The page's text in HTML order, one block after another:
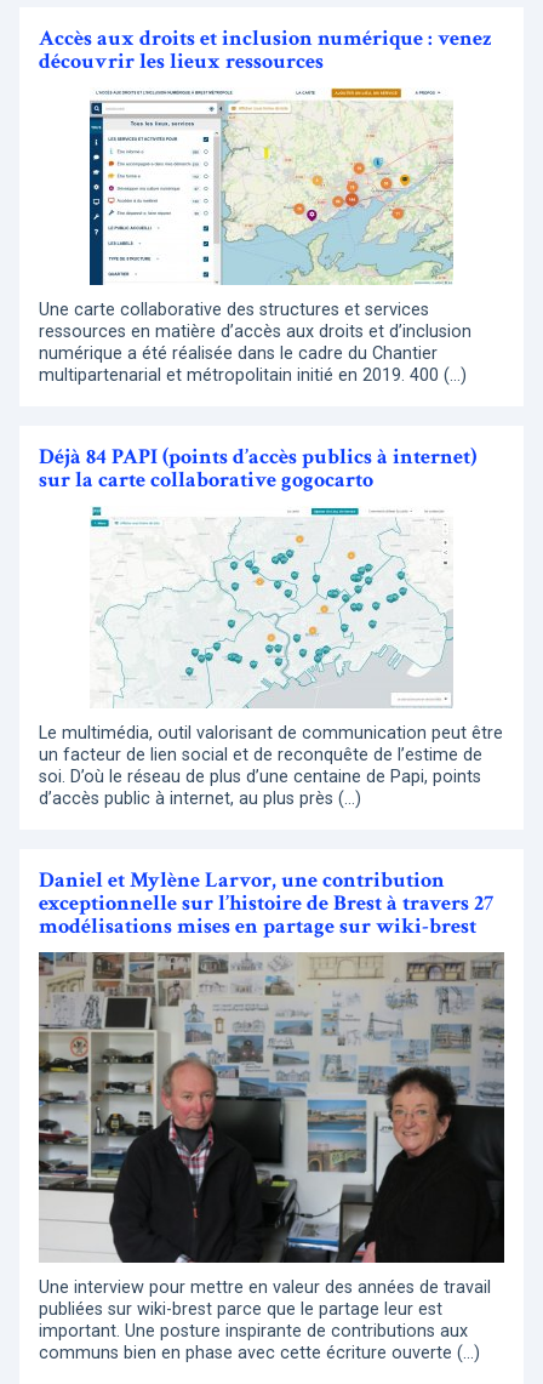
Accès aux droits et inclusion numérique : venez
découvrir les lieux ressources
Une carte collaborative des structures et services
ressources en matière d’accès aux droits et d’inclusion
numérique a été réalisée dans le cadre du Chantier
multipartenarial et métropolitain initié en 2019. 400 (…)
Déjà 84 PAPI (points d’accès publics à internet)
sur la carte collaborative gogocarto
Le multimédia, outil valorisant de communication peut être
un facteur de lien social et de reconquête de l’estime de
soi. D’où le réseau de plus d’une centaine de Papi, points
d’accès public à internet, au plus près (…)
Daniel et Mylène Larvor, une contribution
exceptionnelle sur l’histoire de Brest à travers 27
modélisations mises en partage sur wiki-brest
Une interview pour mettre en valeur des années de travail
publiées sur wiki-brest parce que le partage leur est
important. Une posture inspirante de contributions aux
communs bien en phase avec cette écriture ouverte (…)